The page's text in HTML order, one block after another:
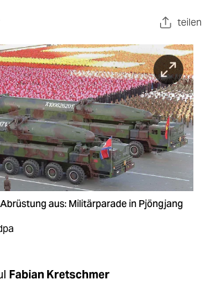
teilen
aus: Militärparade in Pjöngjang
Fabian Kretschmer